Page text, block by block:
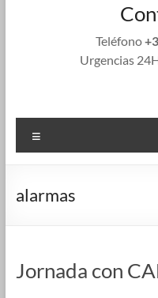
Teléfono
Urgencias
alarmas
Jornada con